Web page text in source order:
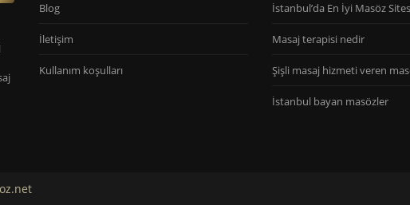
Blog
İletişim
Kullanım koşulları
İstanbul’da En İyi Masöz
Masaj terapisi nedir
Şişli masaj hizmeti veren
İstanbul bayan masözler